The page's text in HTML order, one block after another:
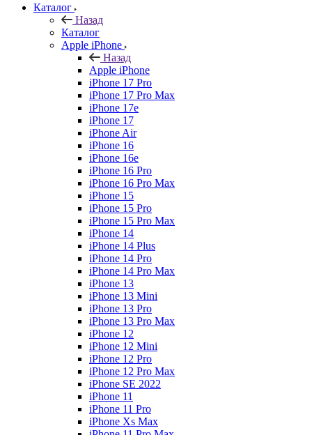
Каталог
Назад
Каталог
Apple iPhone
Назад
Apple iPhone
iPhone 17 Pro
iPhone 17 Pro Max
iPhone 17e
iPhone 17
iPhone Air
iPhone 16
iPhone 16e
iPhone 16 Pro
iPhone 16 Pro Max
iPhone 15
iPhone 15 Pro
iPhone 15 Pro Max
iPhone 14
iPhone 14 Plus
iPhone 14 Pro
iPhone 14 Pro Max
iPhone 13
iPhone 13 Mini
iPhone 13 Pro
iPhone 13 Pro Max
iPhone 12
iPhone 12 Mini
iPhone 12 Pro
iPhone 12 Pro Max
iPhone SE 2022
iPhone 11
iPhone 11 Pro
iPhone Xs Max